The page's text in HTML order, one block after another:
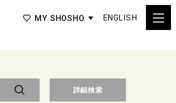
MY SHOSHO ENGLISH
詳細検索